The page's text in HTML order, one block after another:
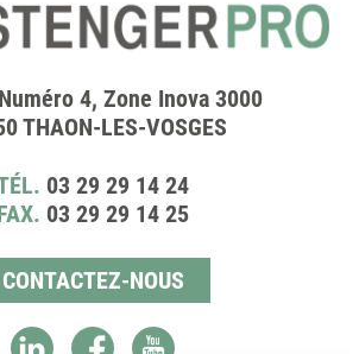
4, Zone Inova 3000
THAON-LES-VOSGES
03 29 29 14 24
03 29 29 14 25
CONTACTEZ-NOUS